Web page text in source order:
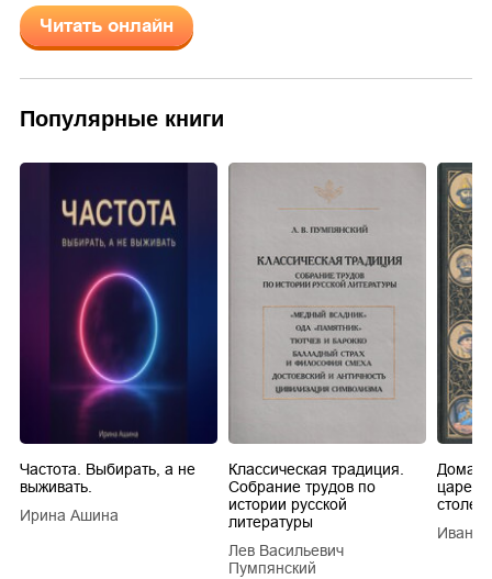
Читать онлайн
Популярные книги
Частота. Выбирать, а не
выживать.
Ирина Ашина
Классическая традиция.
Собрание трудов по
истории русской
литературы
Лев Васильевич
Пумпянский
царей
Иван